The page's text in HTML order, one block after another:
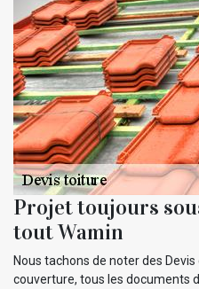
Projet toujours
tout Wamin
Nous tachons de noter des
couverture, tous les documents